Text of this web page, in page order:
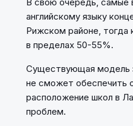
английскому языку
Рижском районе, тогда
в пределах 50-55%.
Существующая модель
не сможет обеспечить
расположение школ в
проблем.